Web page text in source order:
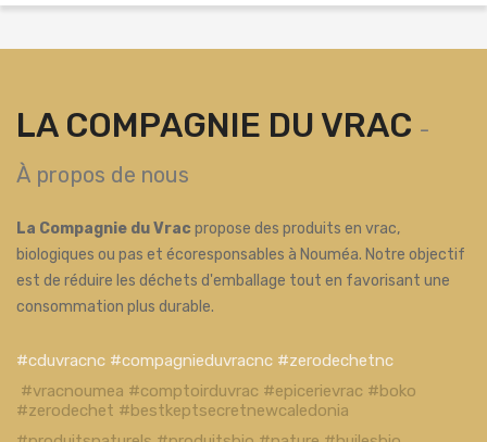
LA COMPAGNIE DU VRAC -
À propos de nous
La Compagnie du Vrac propose des produits en vrac,
biologiques ou pas et écoresponsables à Nouméa. Notre objectif
est de réduire les déchets d'emballage tout en favorisant une
consommation plus durable.
#cduvracnc #compagnieduvracnc #zerodechetnc
#vracnoumea #comptoirduvrac #epicerievrac #boko
#zerodechet #bestkeptsecretnewcaledonia